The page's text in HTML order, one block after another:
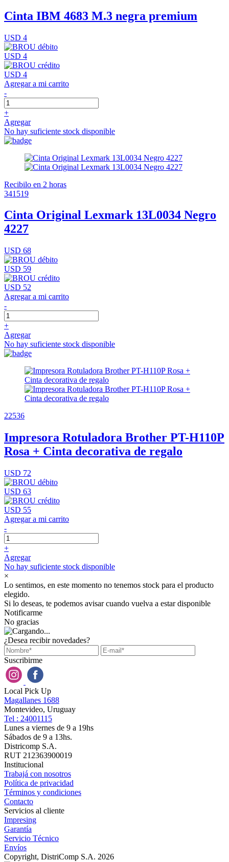
Cinta IBM 4683 M.3 negra premium
USD 4
USD 4
USD 4
Agregar a mi carrito
-
+
Agregar
No hay suficiente stock disponible
Recibilo en 2 horas
341519
Cinta Original Lexmark 13L0034 Negro
4227
USD 68
USD 59
USD 52
Agregar a mi carrito
-
+
Agregar
No hay suficiente stock disponible
22536
Impresora Rotuladora Brother PT-H110P
Rosa + Cinta decorativa de regalo
USD 72
USD 63
USD 55
Agregar a mi carrito
-
+
Agregar
No hay suficiente stock disponible
×
Lo sentimos, en este momento no tenemos stock para el producto
elegido.
Si lo deseas, te podemos avisar cuando vuelva a estar disponible
Notificarme
No gracias
¿Desea recibir novedades?
Suscribirme
Local Pick Up
Magallanes 1688
Montevideo, Uruguay
Tel : 24001115
Lunes a viernes de 9 a 19hs
Sábados de 9 a 13hs.
Districomp S.A.
RUT 212363900019
Institucional
Trabajá con nosotros
Política de privacidad
Términos y condiciones
Contacto
Servicios al cliente
Impresing
Garantía
Servicio Técnico
Envíos
Copyright, DistriComp S.A. 2026